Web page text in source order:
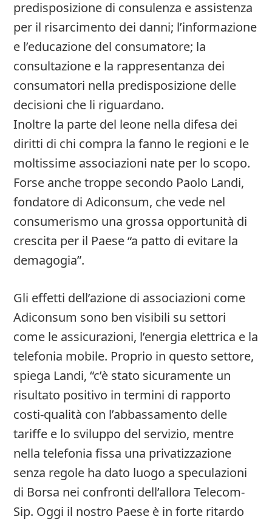
predisposizione di consulenza e assistenza
per il risarcimento dei danni; l’informazione
e l’educazione del consumatore; la
consultazione e la rappresentanza dei
consumatori nella predisposizione delle
decisioni che li riguardano.
Inoltre la parte del leone nella difesa dei
diritti di chi compra la fanno le regioni e le
moltissime associazioni nate per lo scopo.
Forse anche troppe secondo Paolo Landi,
fondatore di Adiconsum, che vede nel
consumerismo una grossa opportunità di
crescita per il Paese “a patto di evitare la
demagogia”.
Gli effetti dell’azione di associazioni come
Adiconsum sono ben visibili su settori
come le assicurazioni, l’energia elettrica e la
telefonia mobile. Proprio in questo settore,
spiega Landi, “c’è stato sicuramente un
risultato positivo in termini di rapporto
costi-qualità con l’abbassamento delle
tariffe e lo sviluppo del servizio, mentre
nella telefonia fissa una privatizzazione
senza regole ha dato luogo a speculazioni
di Borsa nei confronti dell’allora Telecom-
Sip. Oggi il nostro Paese è in forte ritardo